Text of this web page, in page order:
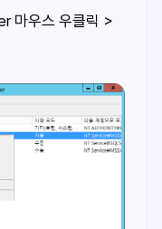
마우스 우클릭 >